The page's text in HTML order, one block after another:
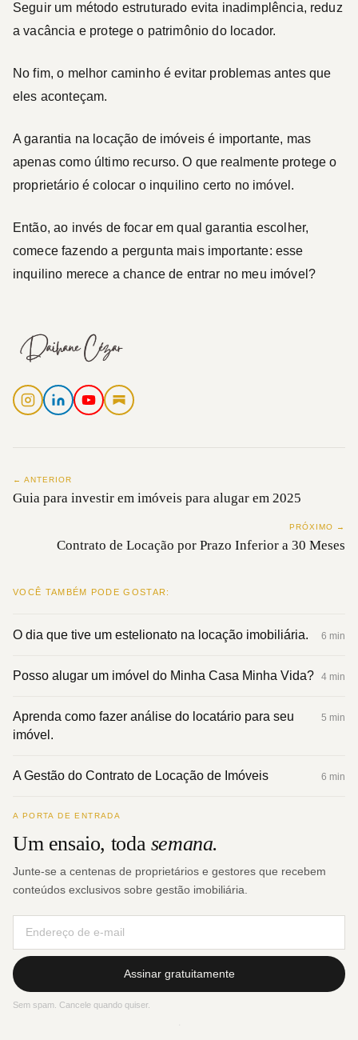
Seguir um método estruturado evita inadimplência, reduz
a vacância e protege o patrimônio do locador.
No fim,o melhor caminho é evitar problemas antes que
eles aconteçam.
A garantia na locação de imóveis é importante, mas
apenas como último recurso. O que realmente protege o
proprietário é colocar o inquilino certo no imóvel.
Então, ao invés de focar em qual garantia escolher,
comece fazendo a pergunta mais importante: esse
inquilino merece a chance de entrar no meu imóvel?
← ANTERIOR
Guia para investir em imóveis para alugar em 2025
PRÓXIMO →
Contrato de Locação por Prazo Inferior a 30 Meses
VOCÊ TAMBÉM PODE GOSTAR:
O dia que tive um estelionato na locação imobiliária. 6 min
Posso alugar um imóvel do Minha Casa Minha Vida? 4 min
Aprenda como fazer análise do locatário para seu
imóvel.
5 min
A Gestão do Contrato de Locação de Imóveis 6 min
A PORTA DE ENTRADA
Um ensaio, toda semana.
Junte-se a centenas de proprietários e gestores que recebem
conteúdos exclusivos sobre gestão imobiliária.
Assinar gratuitamente
Sem spam. Cancele quando quiser.